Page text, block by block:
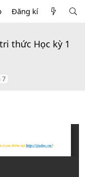
Đăng kí
thức Học kỳ 1
7